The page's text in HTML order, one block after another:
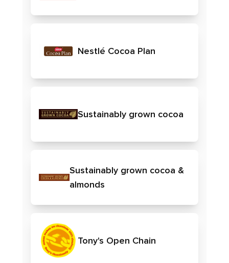
Nestlé Cocoa Plan
Sustainably grown cocoa
Sustainably grown cocoa &
almonds
Tony's Open Chain